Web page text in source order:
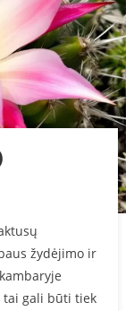
žydėjimo ir
tai gali būti tiek